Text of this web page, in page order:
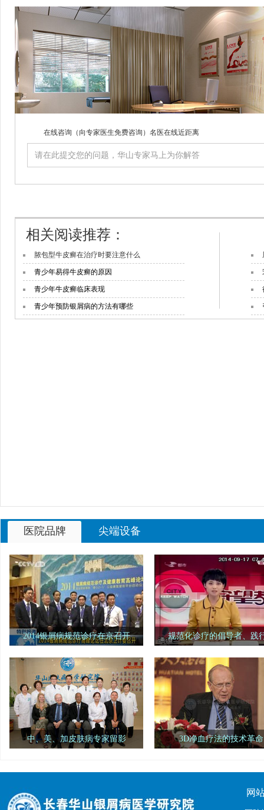
在线咨询 （向专家医生免费咨询）名医在线近距离
脓包型牛皮癣在治疗时要注意什么
青少年易得牛皮癣的原因
青少年牛皮癣临床表现
青少年预防银屑病的方法有哪些
相关阅读推荐：
医院品牌 尖端设备
2014银屑病规范诊疗在京召开
规范诊疗及健康教育高峰论坛"在北京卫
计委(原国家卫生部)隆重召开
规范化诊疗的倡导者、践
省长春市"长春华山银屑病医学研
院"荣誉入选。
中、美、加皮肤病专家留影
院、长春华山医院留影
3D净血疗法的技术革命
带来一场新的技术革命
网